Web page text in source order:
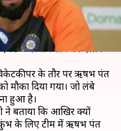
30 मई से इंग्लैंड में होगा।
15 सदस्यीय टीमका ऐलान
के तौर पर ऋषभ पंत
मौका दिया गया। जो लंबे
हुआ है।
ने बताया कि आखिर क्यों
के लिए टीम में ऋषभ पंत